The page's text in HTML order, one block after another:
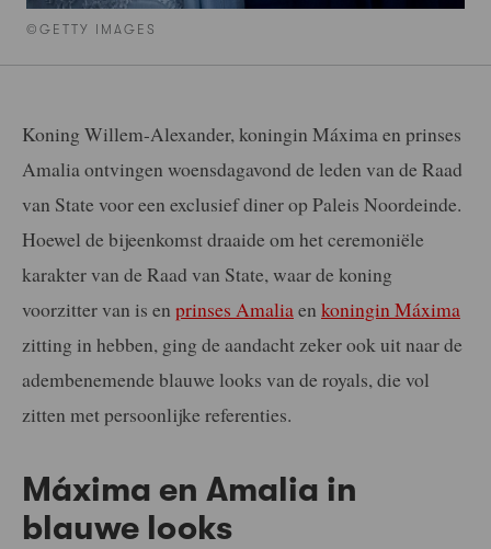
©GETTY IMAGES
Koning Willem-Alexander, koningin Máxima en prinses
Amalia ontvingen woensdagavond de leden van de Raad
van State voor een exclusief diner op Paleis Noordeinde.
Hoewel de bijeenkomst draaide om het ceremoniële
karakter van de Raad van State, waar de koning
voorzitter van is en prinses Amalia en koningin Máxima
zitting in hebben, ging de aandacht zeker ook uit naar de
adembenemende blauwe looks van de royals, die vol
zitten met persoonlijke referenties.
Máxima en Amalia in
blauwe looks